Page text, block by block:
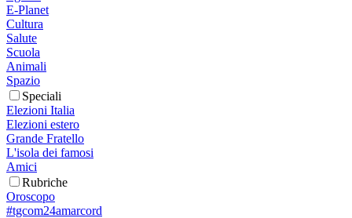
E-Planet
Cultura
Salute
Scuola
Animali
Spazio
Speciali
Elezioni Italia
Elezioni estero
Grande Fratello
L'isola dei famosi
Amici
Rubriche
Oroscopo
#tgcom24amarcord